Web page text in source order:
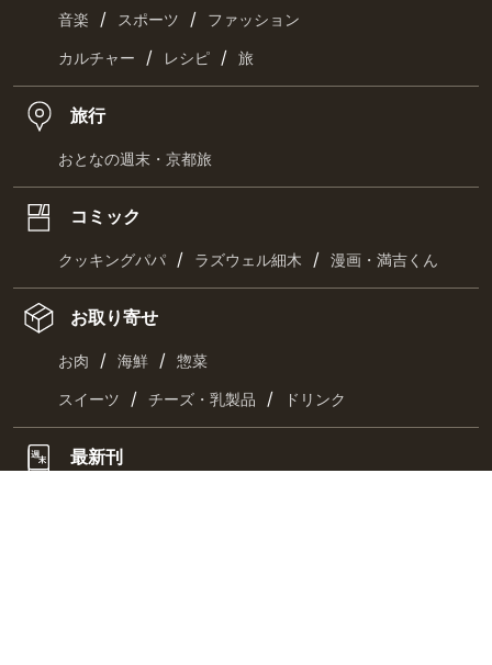
音楽 / スポーツ / ファッション
カルチャー / レシピ / 旅
旅行
おとなの週末・京都旅
コミック
クッキングパパ / ラズウェル細木 / 漫画・満吉くん
お取り寄せ
お肉 / 海鮮 / 惣菜
スイーツ / チーズ・乳製品 / ドリンク
最新刊